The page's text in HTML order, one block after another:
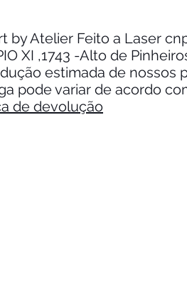
by Atelier Feito a Laser
XI ,1743 -Alto de
estimada de nossos
pode variar de acordo
de devolução